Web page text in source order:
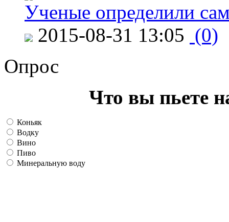
Ученые определили
2015-08-31 13:05 (0)
Опрос
Что вы пьете
Коньяк
Водку
Вино
Пиво
Минеральную воду